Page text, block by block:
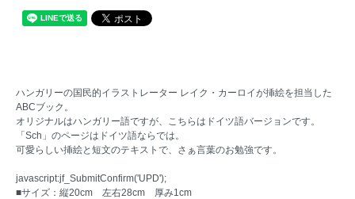
ハンガリーの国民的イラストレーター レイク・カーロイが挿絵を担当した
ABCブック。
オリジナルはハンガリー語ですが、こちらはドイツ語バージョンです。
「Sch」のページはドイツ語ならでは。
可愛らしい挿絵と短文のテキストで、さぁ言葉のお勉強です。
javascript:jf_SubmitConfirm('UPD');
■サイズ：縦20cm 左右28cm 厚み1cm